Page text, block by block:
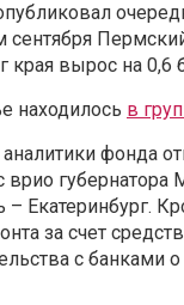
сентября
края вырос на 0,6
находилось в
фонда
врио
– Екатеринбург.
за счет
с банками